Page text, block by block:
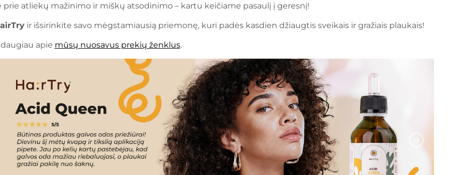
prie atliekų mažinimo ir miškų atsodinimo – kartu keičiame pasaulį į geresnį!
ir išsirinkite savo mėgstamiausią priemonę, kuri padės kasdien džiaugtis sveikais ir gražiais plaukais!
apie mūsų nuosavus prekių ženklus.